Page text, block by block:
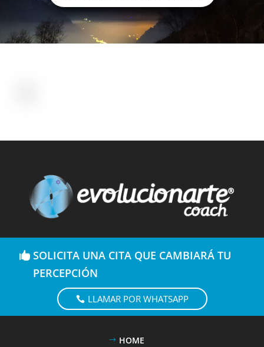
SOLICITA UNA CITA QUE CAMBIARÁ TU
PERCEPCIÓN
LLAMAR POR WHATSAPP
HOME